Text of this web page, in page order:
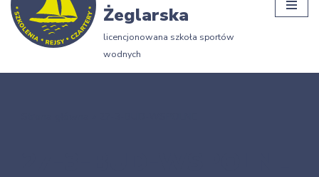
Żeglarska
licencjonowana szkoła sportów
wodnych